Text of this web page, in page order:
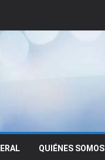
QUIÉNES SOMOS